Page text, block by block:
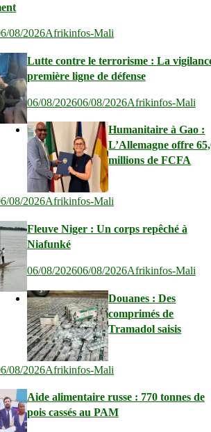
08/2026Afrikinfos-Mali
Lutte contre le terrorisme : La
première ligne de défense
06/08/202606/08/2026Afrikinfos-Mali
Humanitaire à Gao :
L’Allemagne offre
millions de FCFA
08/2026Afrikinfos-Mali
Fleuve Niger : Un corps repêché à
Niafunké
06/08/202606/08/2026Afrikinfos-Mali
Douanes : Des
comprimés de
Tramadol saisis
08/2026Afrikinfos-Mali
Aide alimentaire russe : 770 tonnes de
pois cassés au PAM